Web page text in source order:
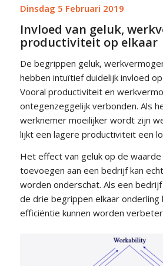
Dinsdag 5 Februari 2019
Invloed van geluk,
productiviteit op elkaar
De begrippen geluk,
hebben intuïtief duidelijk invloed op
Vooral productiviteit en
ontegenzeggelijk verbonden. Als
werknemer moeilijker wordt zijn
lijkt een lagere productiviteit een
Het effect van geluk op de
toevoegen aan een bedrijf kan
worden onderschat. Als een
de drie begrippen elkaar onderling
efficiëntie kunnen worden